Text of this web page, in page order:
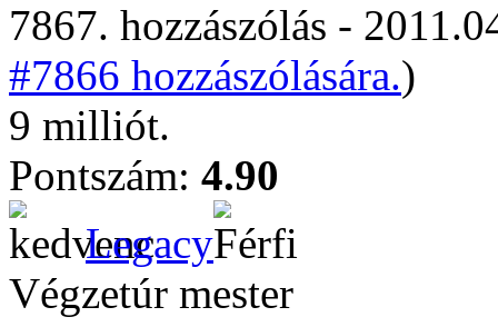
7867. hozzászólás -
#7866 hozzászólására.)
9 milliót.
Pontszám: 4.90
Legacy
Végzetúr mester